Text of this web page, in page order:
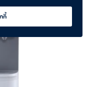
กี้